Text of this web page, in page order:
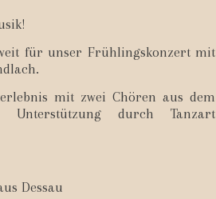
für unser Frühlingskonzert mit
mit zwei Chören aus dem
Unterstützung durch Tanzart
Dessau